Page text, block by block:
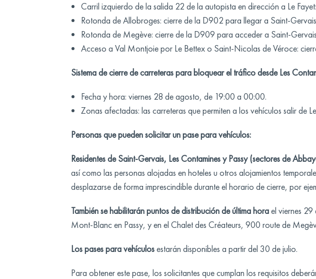
Carril izquierdo de la salida 22 de la autopista en dirección a Le
Rotonda de Allobroges: cierre de la D902 para llegar a Saint-Gervais
Rotonda de Megève: cierre de la D909 para acceder a Saint-
Acceso a Val Montjoie por Le Bettex o Saint-Nicolas de Véroce:
Sistema de cierre de carreteras para bloquear el tráfico desde Les
Fecha y hora: viernes 28 de agosto, de 19:00 a 00:00.
Zonas afectadas: las carreteras que permiten a los vehículos salir de
Personas que pueden solicitar un pase para vehículos:
Residentes de Saint-Gervais, Les Contamines y Passy (sectores de
así como las personas alojadas en hoteles u otros alojamientos
desplazarse de forma imprescindible durante el horario de cierre, por
También se habilitarán puntos de distribución de última horael viernes
Mont-Blanc en Passy, y en el Chalet des Créateurs, 900 route de
Los pases para vehículosestarán disponibles a partir del 30 de julio.
Para obtener este pase, los solicitantes que cumplan los requisitos